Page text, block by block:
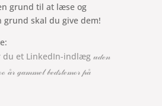
grund til at læse og
grund skal du give dem!
du et LinkedIn-indlæg 𝓊𝒹ℯ𝓃
𝒶̊𝓇 ℊ𝒶𝓂𝓂ℯ𝓁 𝒷ℯ𝒹𝓈𝓉ℯ𝓂ℴ𝓇 𝓅𝒶̊